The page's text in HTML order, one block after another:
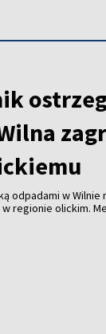
odpadami w Wilnie
regionie olickim.